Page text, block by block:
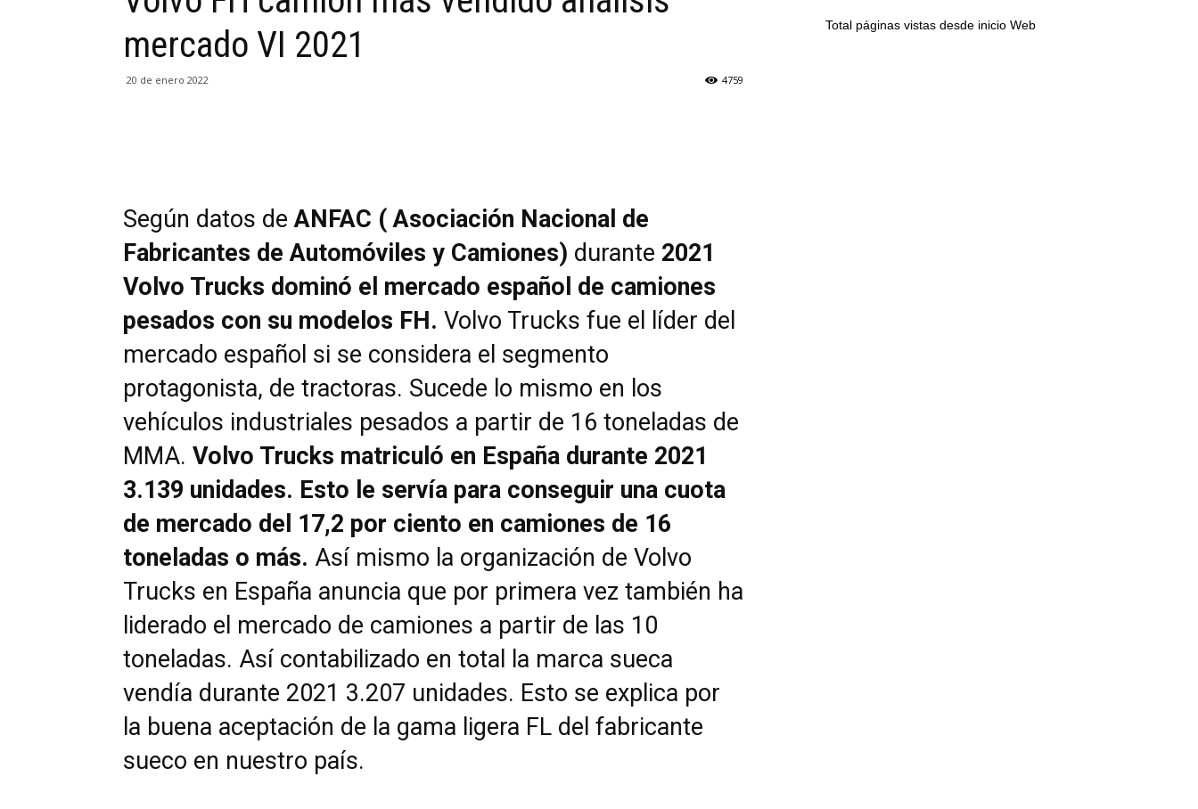
mercado VI 2021
20 de enero 2022 4759
Según datos deANFAC ( Asociación Nacional de
Fabricantes de Automóviles y Camiones) durante 2021
Volvo Trucks dominó el mercado español de camiones
pesados con su modelos FH. Volvo Trucks fue el líder del
mercado español si se considera el segmento
protagonista, de tractoras. Sucede lo mismo en los
vehículos industriales pesados a partir de 16 toneladas de
MMA. Volvo Trucks matriculó en España durante 2021
3.139 unidades. Esto le servía para conseguir una cuota
de mercado del 17,2 por ciento en camiones de 16
toneladas o más. Así mismo la organización de Volvo
Trucks en España anuncia que por primera vez también ha
liderado el mercado de camiones a partir de las 10
toneladas. Así contabilizado en total la marca sueca
vendía durante 2021 3.207 unidades. Esto se explica por
la buena aceptación de la gama ligera FL del fabricante
sueco en nuestro país.
Total páginas vistas desde inicio Web